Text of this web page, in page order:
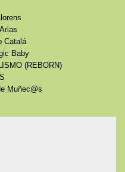
Catalá
Baby
(REBORN)
Muñec@s